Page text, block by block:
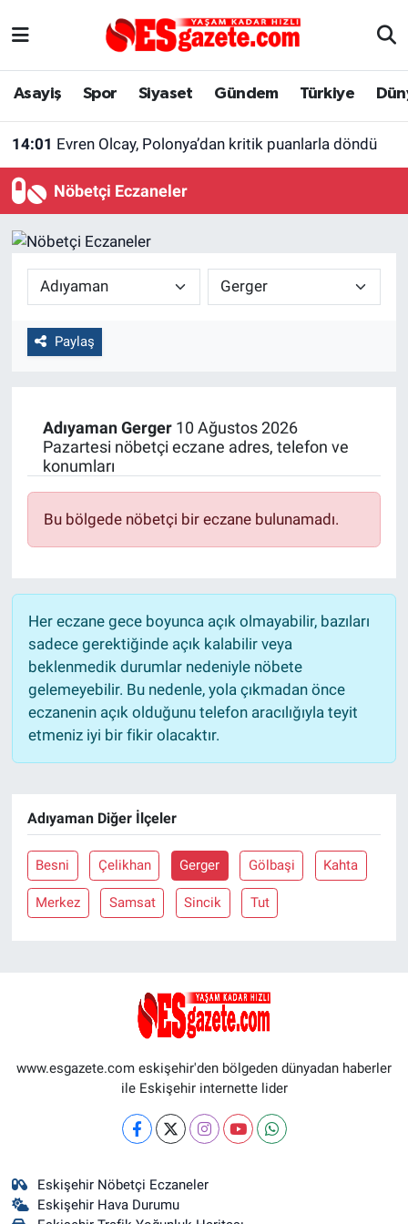
Asayiş Spor Siyaset Gündem Türkiye
14:01 Evren Olcay, Polonya’dan kritik puanlarla döndü
Nöbetçi Eczaneler
Paylaş
Adıyaman Gerger10 Ağustos 2026
Pazartesi nöbetçi eczane adres, telefon ve
konumları
Bu bölgede nöbetçi bir eczane bulunamadı.
Her eczane gece boyunca açık olmayabilir, bazıları
sadece gerektiğinde açık kalabilir veya
beklenmedik durumlar nedeniyle nöbete
gelemeyebilir. Bu nedenle, yola çıkmadan önce
eczanenin açık olduğunu telefon aracılığıyla teyit
etmeniz iyi bir fikir olacaktır.
Adıyaman Diğer İlçeler
Besni Çelikhan Gerger Gölbaşi Kahta
Merkez Samsat Sincik Tut
www.esgazete.com eskişehir'den bölgeden dünyadan haberler
ile Eskişehir internette lider
Eskişehir Nöbetçi Eczaneler
Eskişehir Hava Durumu
Asayiş
Türkiye
Dünya
Sağlık
Yaşam
Eskişehir Arşivi
Röportaj
Ekonomi
Politika
Bilecik
Kütahya
Genel
Çevre
Yerel
Magazin
Bilim ve Teknoloji
Eskişehir Nöbetçi Eczaneler
Tüm Manşetler
Son Dakika Haberleri
Haber Arşivi